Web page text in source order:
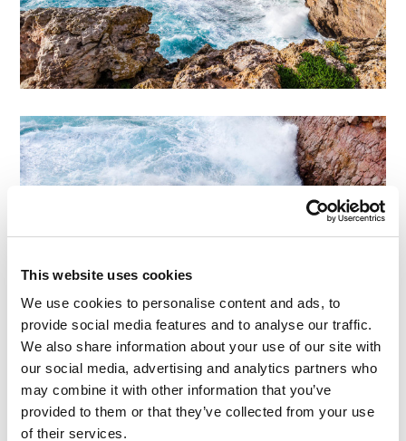
This website uses cookies
We use cookies to personalise content and ads, to
provide social media features and to analyse our traffic.
We also share information about your use of our site with
our social media, advertising and analytics partners who
may combine it with other information that you’ve
provided to them or that they’ve collected from your use
of their services.